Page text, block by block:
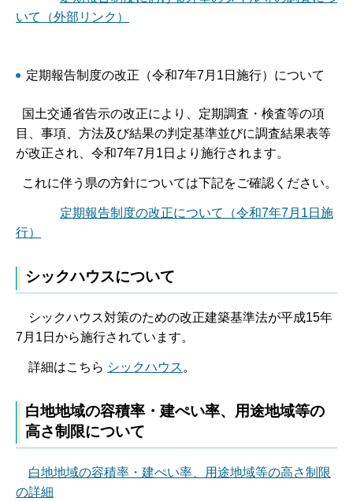
いて（外部リンク）
定期報告制度の改正（令和7年7月1日施行）について
国土交通省告示の改正により、定期調査・検査等の項
目、事項、方法及び結果の判定基準並びに調査結果表等
が改正され、令和7年7月1日より施行されます。
これに伴う県の方針については下記をご確認ください。
定期報告制度の改正について（令和7年7月1日施
行）
シックハウスについて
シックハウス対策のための改正建築基準法が平成15年
7月1日から施行されています。
詳細はこちら シックハウス 。
白地地域の容積率・建ぺい率、用途地域等の
高さ制限について
白地地域の容積率・建ぺい率、用途地域等の高さ制限
の詳細